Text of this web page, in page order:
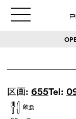
区画: 655Tel:
飲食